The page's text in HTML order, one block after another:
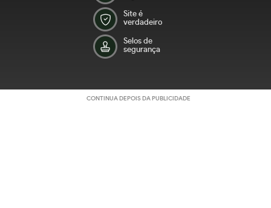
Site é
verdadeiro
Selos de
segurança
CONTINUA DEPOIS DA PUBLICIDADE